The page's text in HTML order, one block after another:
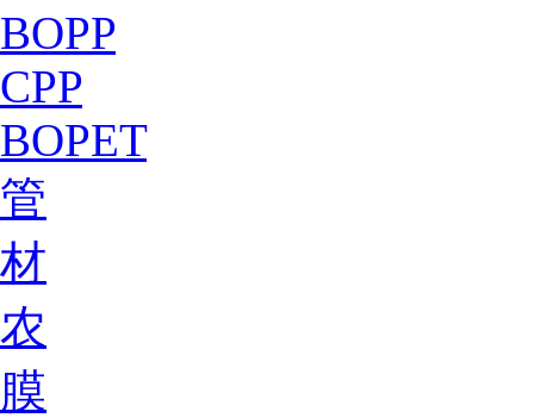
BOPP
CPP
BOPET
管
材
农
膜